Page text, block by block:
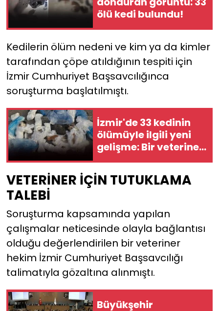
ölü kedi bulundu!
Kedilerin ölüm nedeni ve kim ya da kimler
tarafından çöpe atıldığının tespiti için
İzmir Cumhuriyet Başsavcılığınca
soruşturma başlatılmıştı.
İzmir'de 33 kedinin
ölümüyle ilgili yeni
gelişme: Bir veteriner
gözaltına alındı!
VETERİNER İÇİN TUTUKLAMA
TALEBİ
Soruşturma kapsamında yapılan
çalışmalar neticesinde olayla bağlantısı
olduğu değerlendirilen bir veteriner
hekim İzmir Cumhuriyet Başsavcılığı
talimatıyla gözaltına alınmıştı.
Büyükşehir